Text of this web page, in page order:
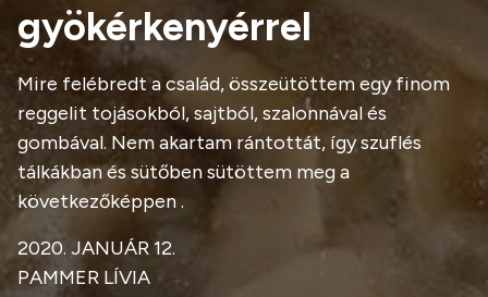
gyökérkenyérrel
Mire felébredt a család, összeütöttem egy finom
reggelit tojásokból, sajtból, szalonnával és
gombával. Nem akartam rántottát, így szuflés
tálkákban és sütőben sütöttem meg a
következőképpen .
2020. JANUÁR 12.
PAMMER LÍVIA